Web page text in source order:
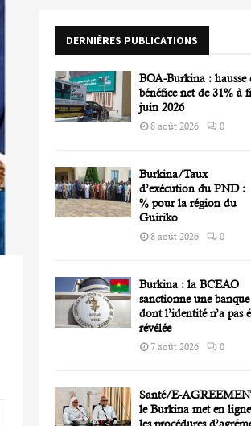
r
H
DERNIÈRES PUBLICATIONS
BOA-Burkina : hausse
bénéfice net de 31% à
juin 2026
8 août 2026 0
Burkina/Taux
d’exécution du PND :
% pour la région du
Guiriko
8 août 2026 0
Burkina : la BCEAO
sanctionne une banque
dont l’identité n’a pas
révélée
7 août 2026 0
Santé/E-
le Burkina met en ligne